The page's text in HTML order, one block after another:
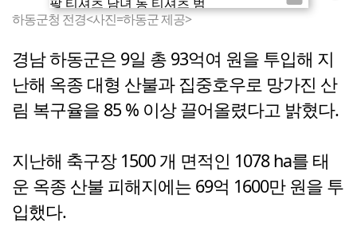
하동군청 전경<사진=하동군 제공>
경남 하동군은 9일 총 93억여 원을 투입해 지
난해 옥종 대형 산불과 집중호우로 망가진 산
림 복구율을 85 % 이상 끌어올렸다고 밝혔다.
지난해 축구장 1500 개 면적인 1078 ha를 태
운 옥종 산불 피해지에는 69억 1600만 원을 투
입했다.